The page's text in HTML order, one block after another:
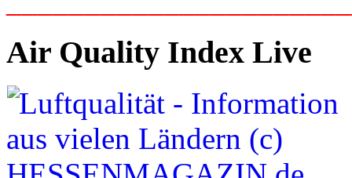
Air Quality Index Live